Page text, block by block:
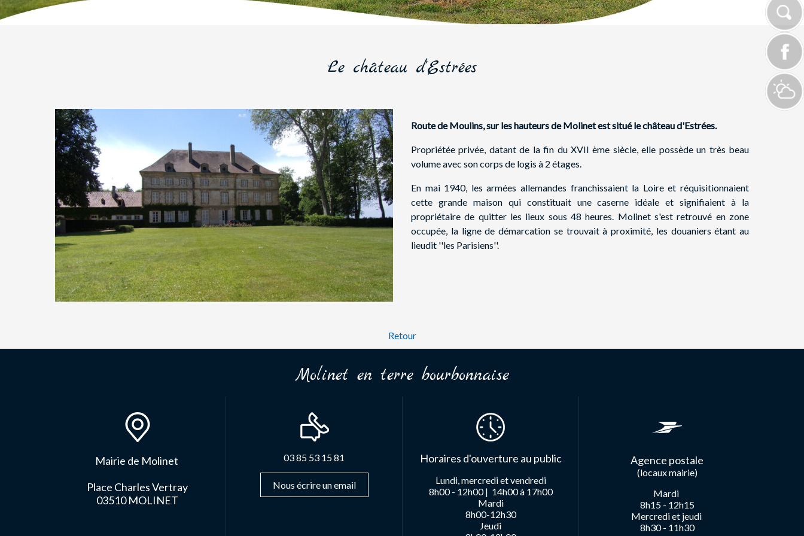
Le château d'Estrées
Route de Moulins, sur les hauteurs de Molinet est situé le château d'Estrées.
Propriétée privée, datant de la fin du XVII ème siècle, elle possède un très beau
volume avec son corps de logis à 2 étages.
En mai 1940, les armées allemandes franchissaient la Loire et réquisitionnaient
cette grande maison qui constituait une caserne idéale et signifiaient à la
propriétaire de quitter les lieux sous 48 heures. Molinet s'est retrouvé en zone
occupée, la ligne de démarcation se trouvait à proximité, les douaniers étant au
lieudit ''les Parisiens''.
Retour
Molinet en terre bourbonnaise
Mairie de Molinet
Place Charles Vertray
03510 MOLINET
03 85 53 15 81
Nous écrire un email
Horaires d'ouverture au public
Lundi, mercredi et vendredi
8h00 - 12h00 | 14h00 à 17h00
Mardi
8h00-12h30
Jeudi
Agence postale
(locaux mairie)
Mardi
8h15 - 12h15
Mercredi et jeudi
8h30 - 11h30